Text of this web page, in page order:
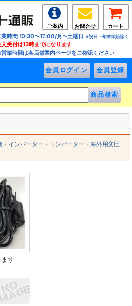
ご案内 お問合せ
カート
業時間 10:30〜17:00/月〜土曜日 ※祝日・年末年始除く
文受付は13時までになります
営業時間は各店舗案内ページをご確認ください
・インバーター・コンバーター・海外用変圧
す